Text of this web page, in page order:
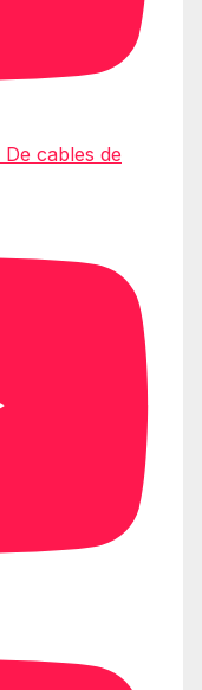
cables de